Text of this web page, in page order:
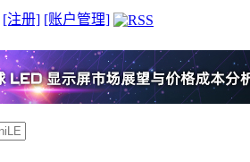
[注册] [账户管理]